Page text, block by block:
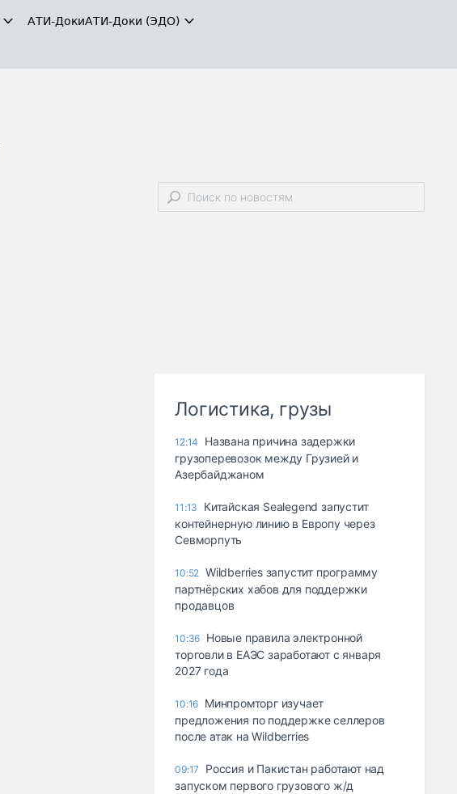
АТИ-ДокиАТИ-Доки (ЭДО)
Логистика, грузы
12:14
Названа причина задержки
грузоперевозок между Грузией и
Азербайджаном
11:13
Китайская Sealegend запустит
контейнерную линию в Европу через
Севморпуть
10:52 Wildberries запустит программу
партнёрских хабов для поддержки
продавцов
10:36 Новые правила электронной
торговли в ЕАЭС заработают с января
2027 года
10:16 Минпромторг изучает
предложения по поддержке селлеров
после атак на Wildberries
09:17
Россия и Пакистан работают над
запуском первого грузового ж/д